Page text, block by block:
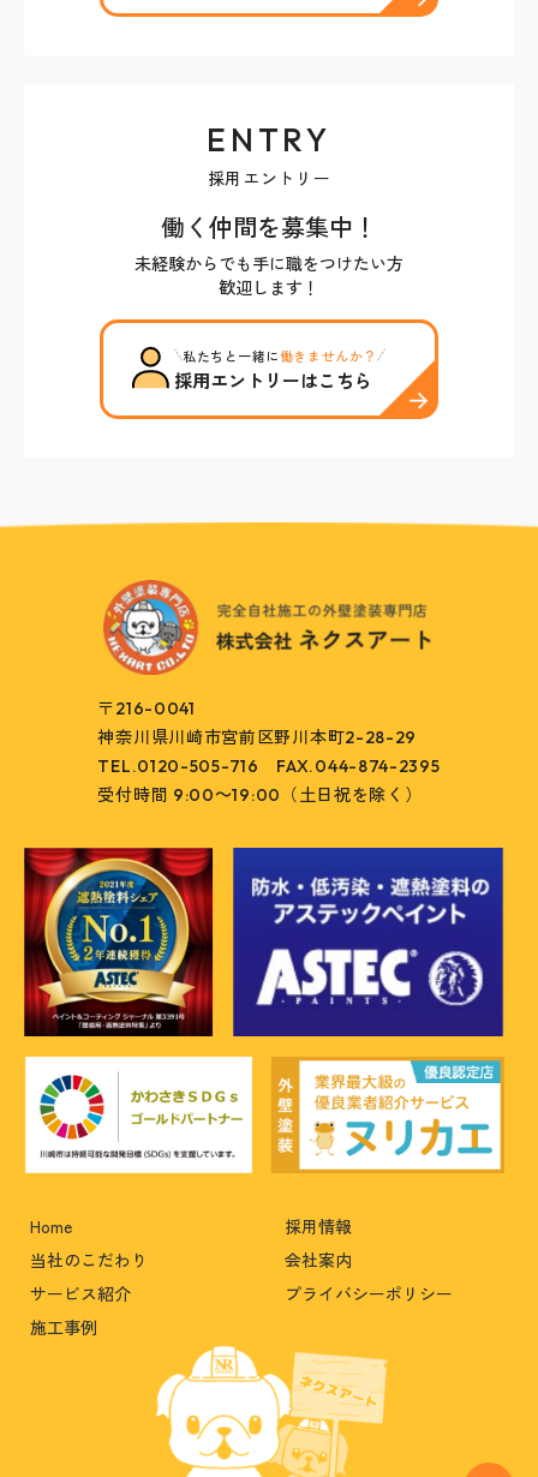
ENTRY
採用エントリー
働く仲間を募集中！
未経験からでも手に職をつけたい方
歓迎します！
私たちと一緒に働きませんか？
採用エントリーはこちら
〒216-0041
神奈川県川崎市宮前区野川本町2-28-29
TEL.0120-505-716 FAX.044-874-2395
受付時間 9:00～19:00（土日祝を除く）
Home
採用情報
当社のこだわり
会社案内
サービス紹介
プライバシーポリシー
施工事例